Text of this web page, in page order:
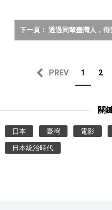
語言
下一頁： 透過同輩臺灣人，
PREV 1 2
關
日本 臺灣 電影
日本統治時代